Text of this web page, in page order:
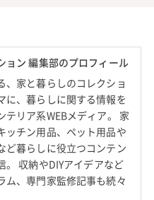
ョン 編集部のプロフィール
、家と暮らしのコレクショ
に、暮らしに関する情報を
テリア系WEBメディア。 家
ッチン用品、ペット用品や
ど暮らしに役立つコンテン
。 収納やDIYアイデアなど
ム、専門家監修記事も続々